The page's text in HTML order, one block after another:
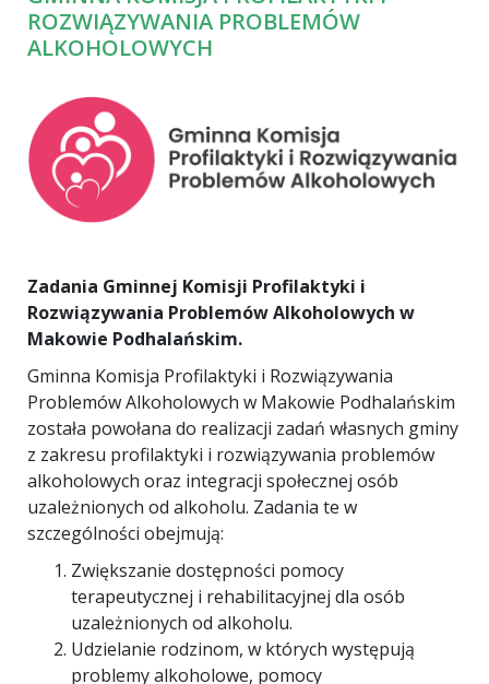
ROZWIĄZYWANIA PROBLEMÓW
ALKOHOLOWYCH
Zadania Gminnej Komisji Profilaktyki i
Rozwiązywania Problemów Alkoholowych w
Makowie Podhalańskim.
Gminna Komisja Profilaktyki i Rozwiązywania
Problemów Alkoholowych w Makowie Podhalańskim
została powołana do realizacji zadań własnych gminy
z zakresu profilaktyki i rozwiązywania problemów
alkoholowych oraz integracji społecznej osób
uzależnionych od alkoholu. Zadania te w
szczególności obejmują:
Zwiększanie dostępności pomocy
terapeutycznej i rehabilitacyjnej dla osób
uzależnionych od alkoholu.
Udzielanie rodzinom, w których występują
problemy alkoholowe, pomocy